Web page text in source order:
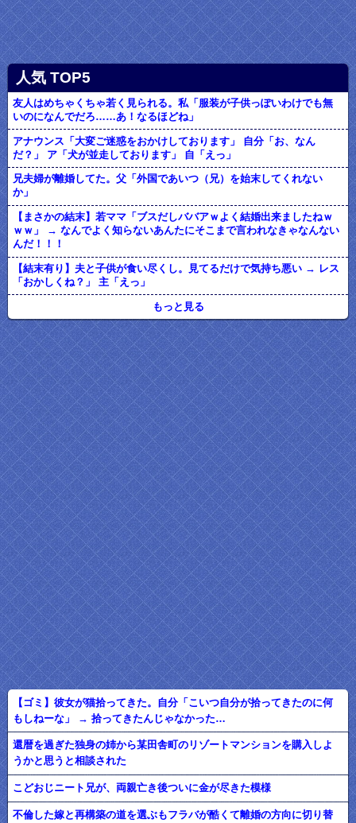
人気 TOP5
友人はめちゃくちゃ若く見られる。私「服装が子供っぽいわけでも無
いのになんでだろ……あ！なるほどね」
アナウンス「大変ご迷惑をおかけしております」 自分「お、なん
だ？」 ア「犬が並走しております」 自「えっ」
兄夫婦が離婚してた。父「外国であいつ（兄）を始末してくれない
か」
【まさかの結末】若ママ「ブスだしババアｗよく結婚出来ましたねｗ
ｗｗ」 → なんでよく知らないあんたにそこまで言われなきゃなんない
んだ！！！
【結末有り】夫と子供が食い尽くし。見てるだけで気持ち悪い → レス
「おかしくね？」 主「えっ」
もっと見る
【ゴミ】彼女が猫拾ってきた。自分「こいつ自分が拾ってきたのに何
もしねーな」 → 拾ってきたんじゃなかった…
還暦を過ぎた独身の姉から某田舎町のリゾートマンションを購入しよ
うかと思うと相談された
こどおじニート兄が、両親亡き後ついに金が尽きた模様
不倫した嫁と再構築の道を選ぶもフラバが酷くて離婚の方向に切り替